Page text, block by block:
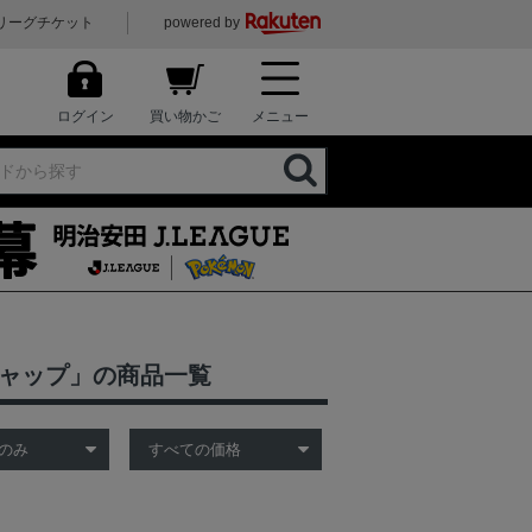
ーグチケット powered by
ログイン 買い物かご メニュー
ップ」の商品一覧